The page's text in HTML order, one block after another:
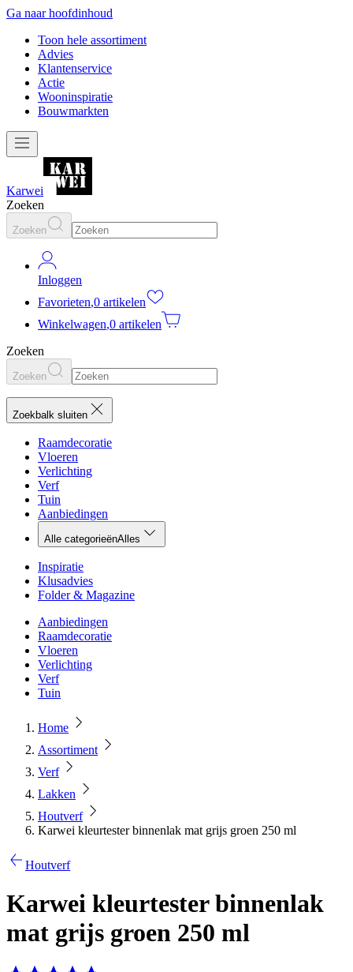
Ga naar hoofdinhoud
Toon hele assortiment
Advies
Klantenservice
Actie
Wooninspiratie
Bouwmarkten
Karwei
Zoeken
Zoeken
Inloggen
Favorieten,0 artikelen
Winkelwagen,0 artikelen
Zoeken
Zoeken
Zoekbalk sluiten
Raamdecoratie
Vloeren
Verlichting
Verf
Tuin
Aanbiedingen
Alle categorieënAlles
Inspiratie
Klusadvies
Folder & Magazine
Aanbiedingen
Raamdecoratie
Vloeren
Verlichting
Verf
Tuin
Home
Assortiment
Verf
Lakken
Houtverf
Karwei kleurtester binnenlak mat grijs groen 250 ml
Houtverf
Karwei kleurtester binnenlak
mat grijs groen 250 ml